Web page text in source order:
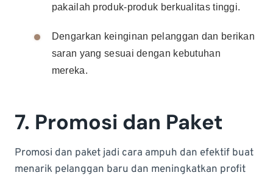
pakailah produk-produk berkualitas tinggi.
Dengarkan keinginan pelanggan dan berikan
saran yang sesuai dengan kebutuhan
mereka.
7. Promosi dan Paket
Promosi dan paket jadi cara ampuh dan efektif buat
menarik pelanggan baru dan meningkatkan profit